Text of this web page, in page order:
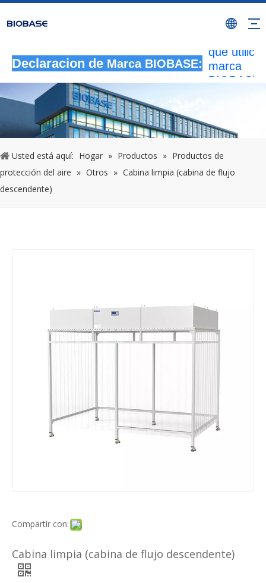
Declaracion de Marca BIOBASE:
Todas las
marca
BIOBASE
legal.
Usted está aquí: Hogar » Productos » Productos de
protección del aire » Otros » Cabina limpia (cabina de flujo
descendente)
Compartir con:
Cabina limpia (cabina de flujo descendente)